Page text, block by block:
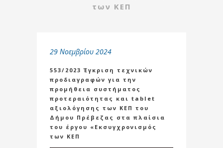
των ΚΕΠ
29 Νοεμβρίου 2024
553/2023 Έγκριση τεχνικών
προδιαγραφών για την
προμήθεια συστήματος
προτεραιότητας και tablet
αξιολόγησης των ΚΕΠ του
Δήμου Πρέβεζας στα πλαίσια
του έργου «Εκσυγχρονισμός
των ΚΕΠ